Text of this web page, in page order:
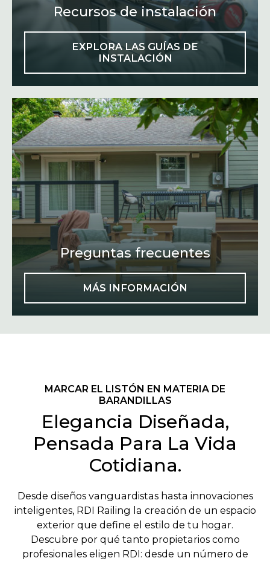
Recursos de instalación
EXPLORA LAS GUÍAS DE
INSTALACIÓN
Preguntas frecuentes
MÁS INFORMACIÓN
MARCAR EL LISTÓN EN MATERIA DE
BARANDILLAS
Elegancia Diseñada,
Pensada Para La Vida
Cotidiana.
Desde diseños vanguardistas hasta innovaciones
inteligentes, RDI Railing la creación de un espacio
exterior que define el estilo de tu hogar.
Descubre por qué tanto propietarios como
profesionales eligen RDI: desde un número de